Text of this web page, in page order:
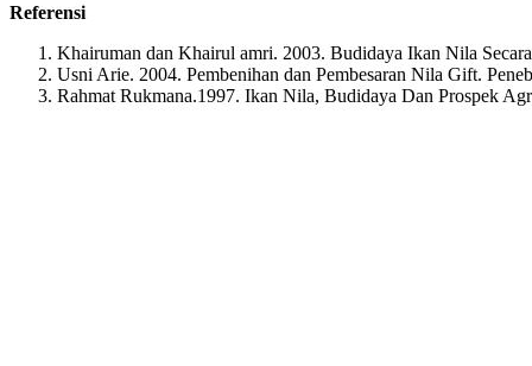
Referensi
Khairuman dan Khairul amri. 2003. Budidaya Ikan Nila
Usni Arie. 2004. Pembenihan dan Pembesaran Nila Gift.
Rahmat Rukmana.1997. Ikan Nila, Budidaya Dan Prospek